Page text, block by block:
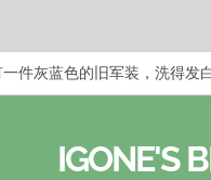
愿意站在一个第三者的视角
还有那么百分之一的人，既不
IGONE'S